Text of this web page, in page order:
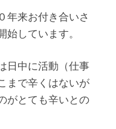
年来お付き合いさ
しています。
日中に活動（仕事
まで辛くはないが
がとても辛いとの